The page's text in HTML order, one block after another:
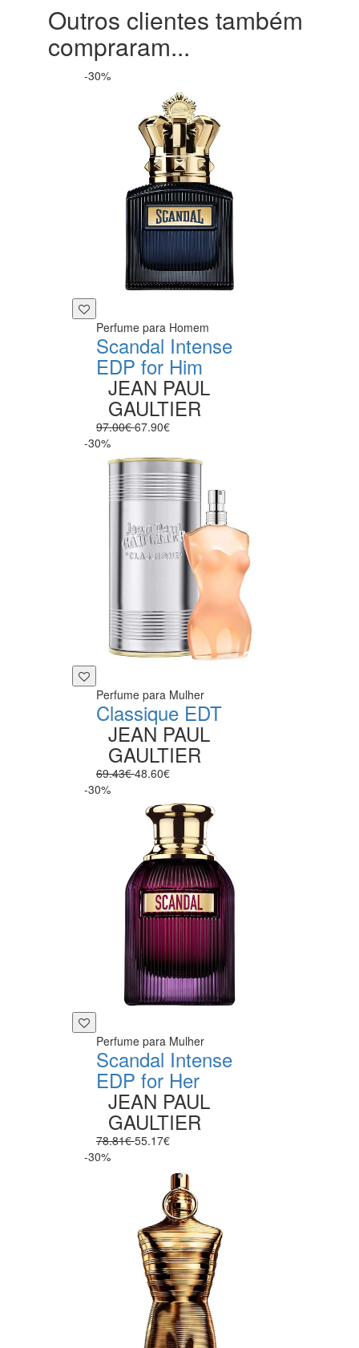
Outros clientes também
compraram...
-30%
Perfume para Homem
Scandal Intense
EDP for Him
JEAN PAUL
GAULTIER
97.00€67.90€
-30%
Perfume para Mulher
Classique EDT
JEAN PAUL
GAULTIER
69.43€48.60€
-30%
Perfume para Mulher
Scandal Intense
EDP for Her
JEAN PAUL
GAULTIER
78.81€55.17€
-30%